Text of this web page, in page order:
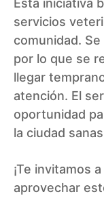
Esta iniciativa
servicios
comunidad.
por lo que se
llegar
atención. El
oportunidad
la ciudad
¡Te invitamos
aprovechar